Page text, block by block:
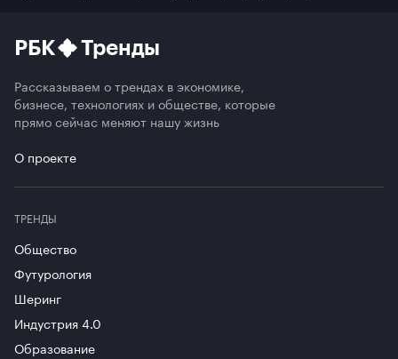
РБК Тренды
Рассказываем о трендах в экономике,
бизнесе, технологиях и обществе, которые
прямо сейчас меняют нашу жизнь
О проекте
ТРЕНДЫ
Общество
Футурология
Шеринг
Индустрия 4.0
Образование